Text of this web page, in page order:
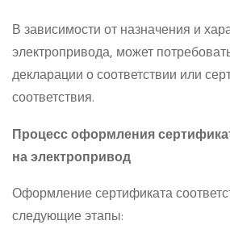
В зависимости от назначения и
электропривода, может
декларации о соответствии или
соответствия.
Процесс оформления
на электропривод
Оформление сертификата
следующие этапы: